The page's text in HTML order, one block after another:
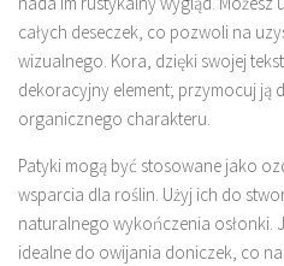
całych deseczek, co pozwoli na
wizualnego. Kora, dzięki swojej
dekoracyjny element; przymocuj ją
organicznego charakteru.
Patyki mogą być stosowane jako
wsparcia dla roślin. Użyj ich do
naturalnego wykończenia osłonki.
idealne do owijania doniczek, co